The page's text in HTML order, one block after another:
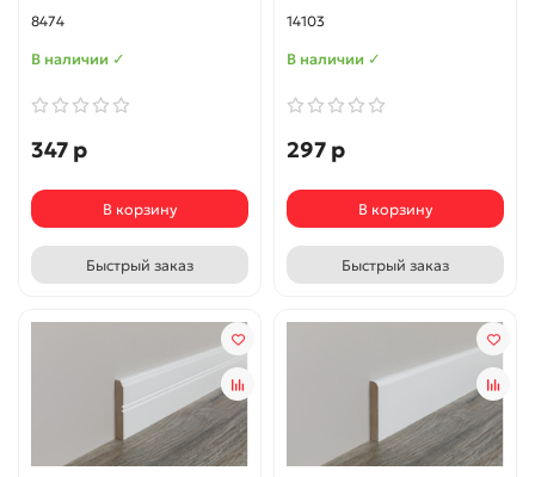
8474
В наличии ✓
347 р
В корзину
Быстрый заказ
14103
В наличии ✓
297 р
В корзину
Быстрый заказ